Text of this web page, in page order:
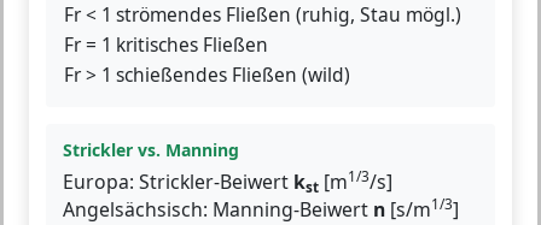
Fr < 1 strömendes Fließen (ruhig, Stau mögl.)
Fr = 1 kritisches Fließen
Fr > 1 schießendes Fließen (wild)
Strickler vs. Manning
Europa: Strickler-Beiwert kst [m1/3/s]
Angelsächsisch: Manning-Beiwert n [s/m1/3]